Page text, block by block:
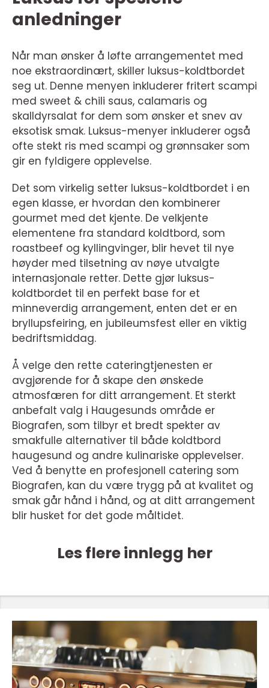
anledninger
Når man ønsker å løfte arrangementet med
noe ekstraordinært, skiller luksus-koldtbordet
seg ut. Denne menyen inkluderer fritert scampi
med sweet & chili saus, calamaris og
skalldyrsalat for dem som ønsker et snev av
eksotisk smak. Luksus-menyer inkluderer også
ofte stekt ris med scampi og grønnsaker som
gir en fyldigere opplevelse.
Det som virkelig setter luksus-koldtbordet i en
egen klasse, er hvordan den kombinerer
gourmet med det kjente. De velkjente
elementene fra standard koldtbord, som
roastbeef og kyllingvinger, blir hevet til nye
høyder med tilsetning av nøye utvalgte
internasjonale retter. Dette gjør luksus-
koldtbordet til en perfekt base for et
minneverdig arrangement, enten det er en
bryllupsfeiring, en jubileumsfest eller en viktig
bedriftsmiddag.
Å velge den rette cateringtjenesten er
avgjørende for å skape den ønskede
atmosfæren for ditt arrangement. Et sterkt
anbefalt valg i Haugesunds område er
Biografen, som tilbyr et bredt spekter av
smakfulle alternativer til både koldtbord
haugesund og andre kulinariske opplevelser.
Ved å benytte en profesjonell catering som
Biografen, kan du være trygg på at kvalitet og
smak går hånd i hånd, og at ditt arrangement
blir husket for det gode måltidet.
Les flere innlegg her